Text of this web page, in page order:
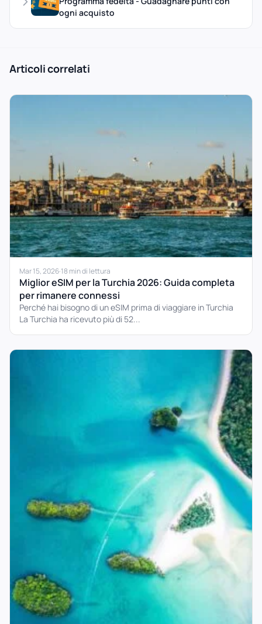
ogni acquisto
Articoli correlati
Mar 15, 2026·18 min di lettura
Miglior eSIM per la Turchia 2026: Guida completa
per rimanere connessi
Perché hai bisogno di un eSIM prima di viaggiare in Turchia
La Turchia ha ricevuto più di 52...